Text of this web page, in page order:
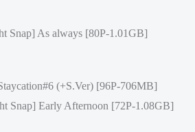
Snap] As always [80P-1.01GB]
(+S.Ver) [96P-706MB]
Snap] Early Afternoon [72P-1.08GB]